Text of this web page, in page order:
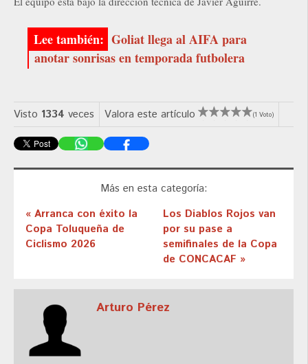
Goliat llega al AIFA para
anotar sonrisas en temporada futbolera
Visto 1334 veces Valora este artículo (1 Voto)
Más en esta categoría:
« Arranca con éxito la
Copa Toluqueña de
Ciclismo 2026
Los Diablos Rojos van
por su pase a
semifinales de la Copa
de CONCACAF »
Arturo Pérez